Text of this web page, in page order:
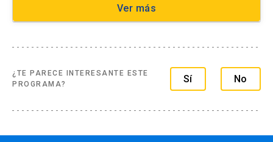
Ver más
¿TE PARECE INTERESANTE ESTE
PROGRAMA?
Sí No